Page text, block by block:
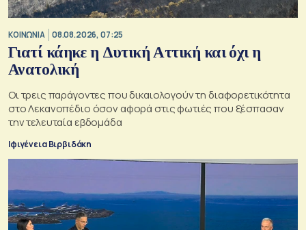
ΚΟΙΝΩΝΙΑ 08.08.2026, 07:25
Γιατί κάηκε η Δυτική Αττική και όχι η
Ανατολική
Oι τρεις παράγοντες που δικαιολογούν τη διαφορετικότητα
στο Λεκανοπέδιο όσον αφορά στις φωτιές που ξέσπασαν
την τελευταία εβδομάδα
Ιφιγένεια Βιρβιδάκη